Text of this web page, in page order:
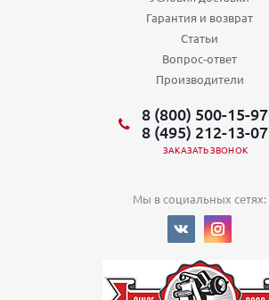
Гарантия и возврат
Статьи
Вопрос-ответ
Производители
8 (800) 500-15-97
8 (495) 212-13-07
ЗАКАЗАТЬ ЗВОНОК
Мы в социальных сетях: